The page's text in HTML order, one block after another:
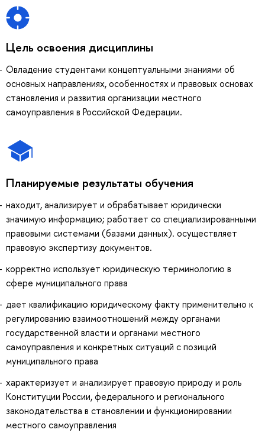
Цель освоения дисциплины
Овладение студентами концептуальными знаниями об
основных направлениях, особенностях и правовых основах
становления и развития организации местного
самоуправления в Российской Федерации.
Планируемые результаты обучения
находит, анализирует и обрабатывает юридически
значимую информацию; работает со специализированными
правовыми системами (базами данных). осуществляет
правовую экспертизу документов.
корректно использует юридическую терминологию в
сфере муниципального права
дает квалификацию юридическому факту применительно к
регулированию взаимоотношений между органами
государственной власти и органами местного
самоуправления и конкретных ситуаций с позиций
муниципального права
характеризует и анализирует правовую природу и роль
Конституции России, федерального и регионального
законодательства в становлении и функционировании
местного самоуправления